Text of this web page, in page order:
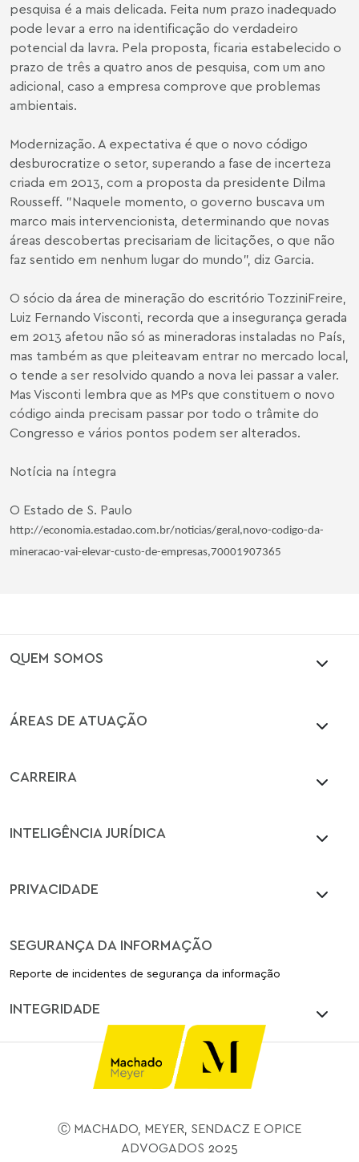
pesquisa é a mais delicada. Feita num prazo inadequado
pode levar a erro na identificação do verdadeiro
potencial da lavra. Pela proposta, ficaria estabelecido o
prazo de três a quatro anos de pesquisa, com um ano
adicional, caso a empresa comprove que problemas
ambientais.
Modernização. A expectativa é que o novo código
desburocratize o setor, superando a fase de incerteza
criada em 2013, com a proposta da presidente Dilma
Rousseff. "Naquele momento, o governo buscava um
marco mais intervencionista, determinando que novas
áreas descobertas precisariam de licitações, o que não
faz sentido em nenhum lugar do mundo", diz Garcia.
O sócio da área de mineração do escritório TozziniFreire,
Luiz Fernando Visconti, recorda que a insegurança gerada
em 2013 afetou não só as mineradoras instaladas no País,
mas também as que pleiteavam entrar no mercado local,
o tende a ser resolvido quando a nova lei passar a valer.
Mas Visconti lembra que as MPs que constituem o novo
código ainda precisam passar por todo o trâmite do
Congresso e vários pontos podem ser alterados.
Notícia na íntegra
O Estado de S. Paulo
http://economia.estadao.com.br/noticias/geral,novo-codigo-da-
mineracao-vai-elevar-custo-de-empresas,70001907365
QUEM SOMOS
ÁREAS DE ATUAÇÃO
CARREIRA
INTELIGÊNCIA JURÍDICA
PRIVACIDADE
SEGURANÇA DA INFORMAÇÃO
Reporte de incidentes de segurança da informação
INTEGRIDADE
Ⓒ MACHADO, MEYER, SENDACZ E OPICE
ADVOGADOS 2025